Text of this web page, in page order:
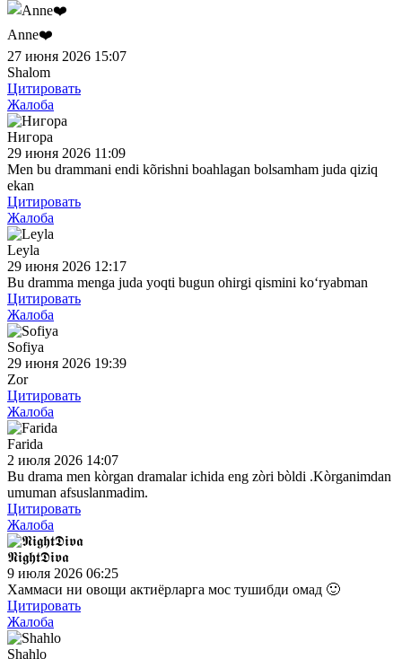
Anne❤️
27 июня 2026 15:07
Shalom
Цитировать
Жалоба
Нигора
29 июня 2026 11:09
Men bu drammani endi kõrishni boahlagan bolsamham juda qiziq
ekan
Цитировать
Жалоба
Leyla
29 июня 2026 12:17
Bu dramma menga juda yoqti bugun ohirgi qismini koʻryabman
Цитировать
Жалоба
Sofiya
29 июня 2026 19:39
Zor
Цитировать
Жалоба
Farida
2 июля 2026 14:07
Bu drama men kòrgan dramalar ichida eng zòri bòldi .Kòrganimdan
umuman afsuslanmadim.
Цитировать
Жалоба
𝕹𝖎𝖌𝖍𝖙𝕯𝖎𝖛𝖆
9 июля 2026 06:25
Хаммаси ни овощи актиёрларга мос тушибди омад 🙂
Цитировать
Жалоба
Shahlo